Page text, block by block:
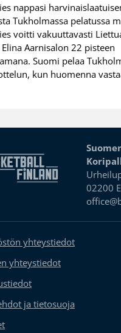
nappasi
Tukholmassa pelatussa
voitti vakuuttavasti
Aarnisalon 22 pisteen
Suomi pelaa
kun huomenna
02200
yhteystiedot
yhteystiedot
ja tietosuoja